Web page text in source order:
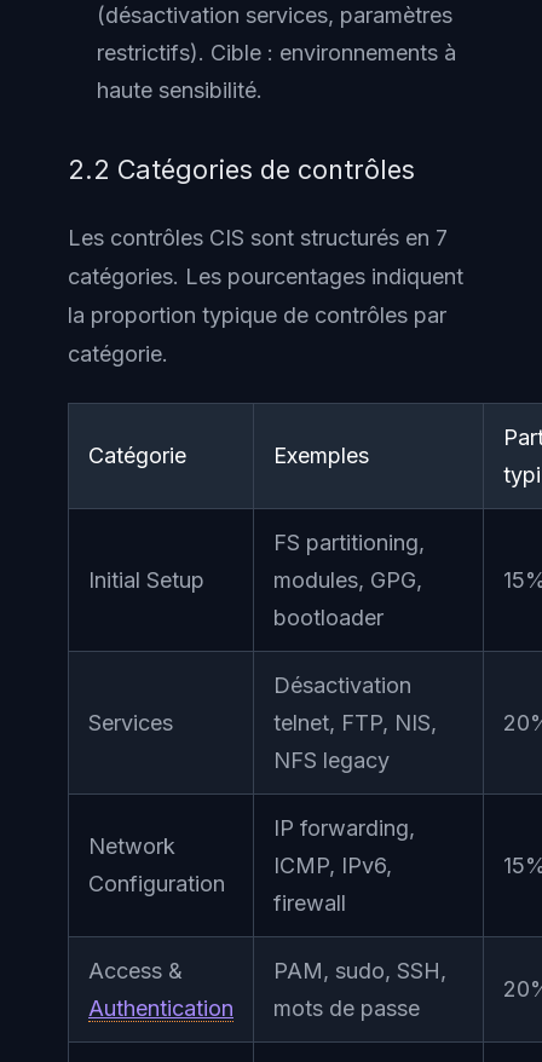
(désactivation services, paramètres
restrictifs). Cible : environnements à
haute sensibilité.
2.2 Catégories de contrôles
Les contrôles CIS sont structurés en 7
catégories. Les pourcentages indiquent
la proportion typique de contrôles par
catégorie.
Catégorie Exemples
Initial Setup
FS partitioning,
modules, GPG,
bootloader
Services
Désactivation
telnet, FTP, NIS,
NFS legacy
Network
Configuration
IP forwarding,
ICMP, IPv6,
firewall
Access &
Authentication
PAM, sudo, SSH,
mots de passe